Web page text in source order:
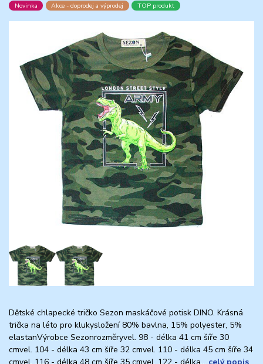
Novinka Akce - doprodej a výprodej TOP produkt
Dětské chlapecké tričko Sezon maskáčové potisk DINO. Krásná
trička na léto pro klukysložení 80% bavlna, 15% polyester, 5%
elastanVýrobce Sezonrozměryvel. 98 - délka 41 cm šíře 30
cmvel. 104 - délka 43 cm šíře 32 cmvel. 110 - délka 45 cm šíře 34